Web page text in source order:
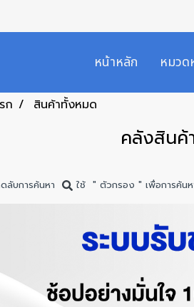
หน้าหลัก หมว
ก สินค้าทั้งหมด
คลังสินค้
ลับการค้นหา ใช้ " ตัวกรอง " เพื่อการค้น